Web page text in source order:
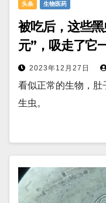
头条 生物医药
被吃后，这些
元”，吸走了它
2023年12月27日
看似正常的生物，肚
生虫。